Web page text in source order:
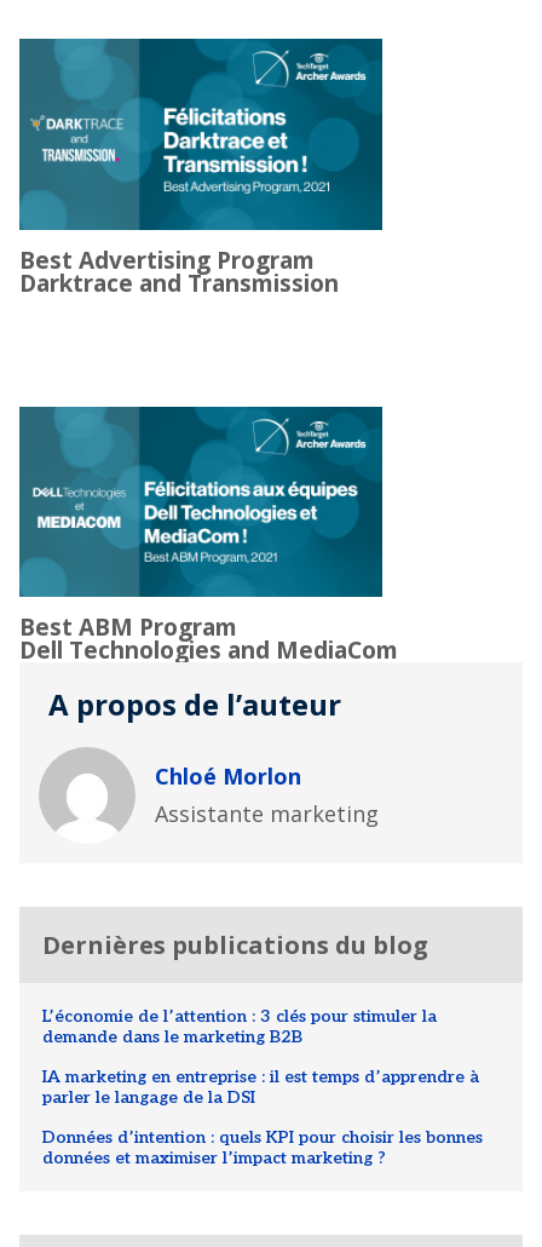
Best Advertising Program
Darktrace and Transmission
Best ABM Program
Dell Technologies and MediaCom
A propos de l’auteur
Chloé Morlon
Assistante marketing
Dernières publications du blog
L’économie de l’attention : 3 clés pour stimuler la
demande dans le marketing B2B
IA marketing en entreprise : il est temps d’apprendre à
parler le langage de la DSI
Données d’intention : quels KPI pour choisir les bonnes
données et maximiser l’impact marketing ?